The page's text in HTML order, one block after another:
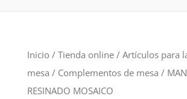
Inicio / Tienda online/ Artículos para
mesa / Complementos de mesa /
RESINADO MOSAICO